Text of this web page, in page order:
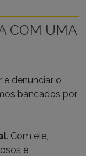
COM UMA
e denunciar o
bancados por
. Com ele,
e